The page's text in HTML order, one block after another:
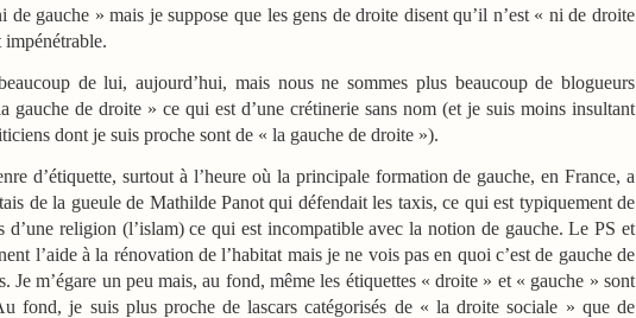
de gauche » mais je suppose que les gens de droite disent qu’il n’est « ni de droite
de lui, aujourd’hui, mais nous ne sommes plus beaucoup de blogueurs
gauche de droite » ce qui est d’une crétinerie sans nom (et je suis moins insultant
dont je suis proche sont de « la gauche de droite »).
d’étiquette, surtout à l’heure où la principale formation de gauche, en France, a
de la gueule de Mathilde Panot qui défendait les taxis, ce qui est typiquement de
d’une religion (l’islam) ce qui est incompatible avec la notion de gauche. Le PS et
l’aide à la rénovation de l’habitat mais je ne vois pas en quoi c’est de gauche de
Je m’égare un peu mais, au fond, même les étiquettes « droite » et « gauche » sont
fond, je suis plus proche de lascars catégorisés de « la droite sociale » que de